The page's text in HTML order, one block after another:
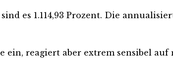
es 1.114,93 Prozent. Die
ein, reagiert aber extrem sensibel